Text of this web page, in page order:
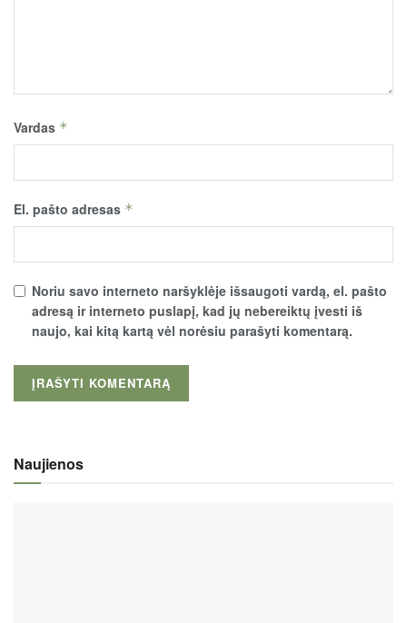
Vardas *
El. pašto adresas *
Noriu savo interneto naršyklėje išsaugoti vardą, el. pašto
adresą ir interneto puslapį, kad jų nebereiktų įvesti iš
naujo, kai kitą kartą vėl norėsiu parašyti komentarą.
Naujienos